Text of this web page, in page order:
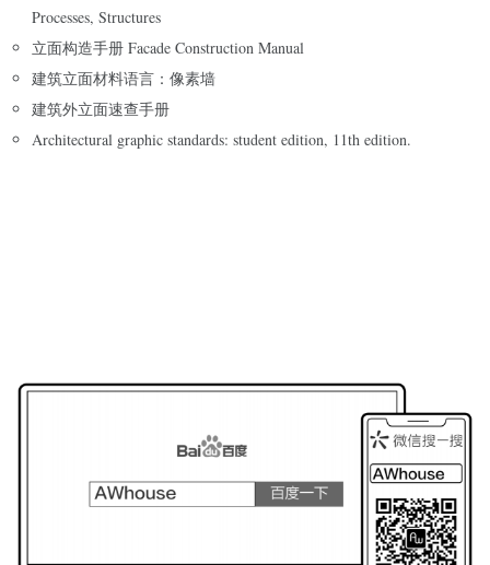
Processes, Structures
立面构造手册 Facade Construction Manual
建筑立面材料语言：像素墙
建筑外立面速查手册
Architectural graphic standards: student edition, 11th edition.